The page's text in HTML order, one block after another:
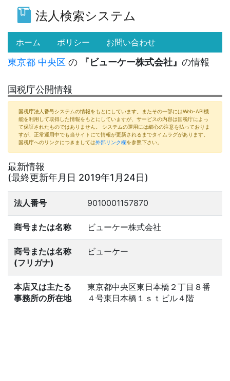
法人検索システム
ホーム (current)
ポリシー お問い合わせ
東京都 中央区 の 『ビューケー株式会社』 の情報
国税庁公開情報
国税庁法人番号システムの情報をもとにしています。またその一部にはWeb-API機
能を利用して取得した情報をもとにしていますが、サービスの内容は国税庁によっ
て保証されたものではありません。 システムの運用には細心の注意を払っておりま
すが、正常運用中でも当サイトにて情報が更新されるまでタイムラグがあります。
国税庁へのリンクにつきましては外部リンク欄を参照下さい。
最新情報
(最終更新年月日 2019年1月24日)
法人番号 9010001157870
商号または名称 ビューケー株式会社
商号または名称
(フリガナ)
ビューケー
本店又は主たる
事務所の所在地
東京都中央区東日本橋２丁目８番
４号東日本橋１ｓｔビル４階